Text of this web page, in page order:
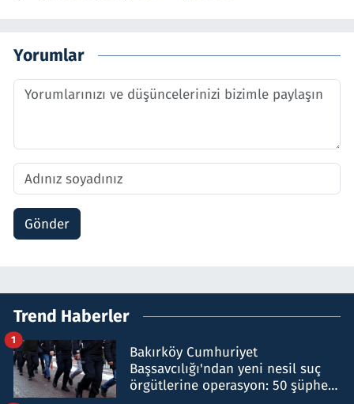
Yorumlar
Gönder
Trend Haberler
Bakırköy Cumhuriyet
Başsavcılığı'ndan yeni nesil suç
örgütlerine operasyon: 50 şüpheli
1